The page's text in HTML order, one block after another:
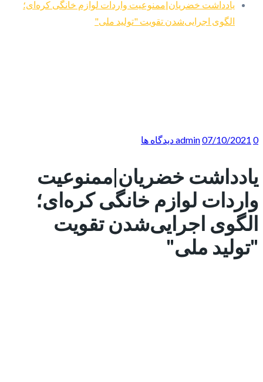
یادداشت خضریان|ممنوعیت واردات لوازم خانگی کره‌ای؛
الگوی اجرایی‌شدن تقویت "تولید ملی"
admin07/10/2021 0 دیدگاه ها
یادداشت خضریان|ممنوعیت
واردات لوازم خانگی کره‌ای؛
الگوی اجرایی‌شدن تقویت
"تولید ملی"